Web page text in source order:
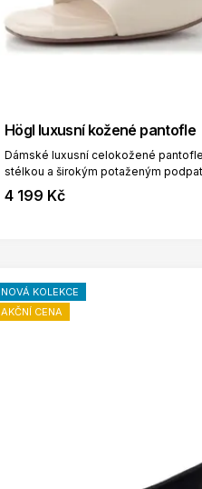
Högl luxusní kožené pantofle
Dámské luxusní celokožené
stélkou a širokým potaženým
4 199 Kč
NOVÁ KOLEKCE
AKČNÍ CENA